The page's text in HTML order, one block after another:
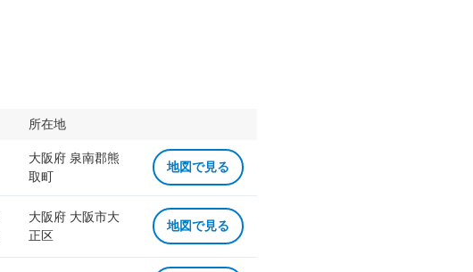
所在地
大阪府 泉南郡熊
取町
地図で見る
大阪府 大阪市大
正区
地図で見る